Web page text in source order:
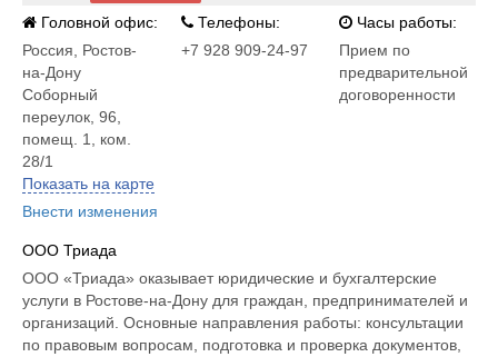
Головной офис:
Россия
Ростов-
на-Дону
Соборный
переулок, 96,
помещ. 1, ком.
28/1
Показать на карте
Внести изменения
Телефоны:
+7 928 909-24-97
Часы работы:
Прием по
предварительной
договоренности
ООО Триада
ООО «Триада» оказывает юридические и бухгалтерские
услуги в Ростове-на-Дону для граждан, предпринимателей и
организаций. Основные направления работы: консультации
по правовым вопросам, подготовка и проверка документов,